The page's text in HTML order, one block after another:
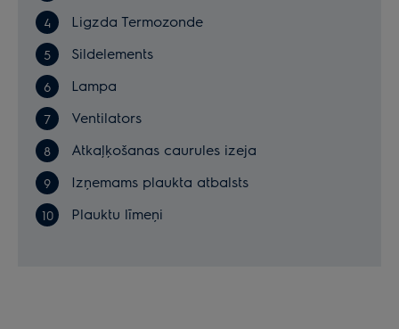
Ligzda Termozonde
Sildelements
Lampa
Ventilators
Atkaļķošanas caurules izeja
Izņemams plaukta atbalsts
Plauktu līmeņi